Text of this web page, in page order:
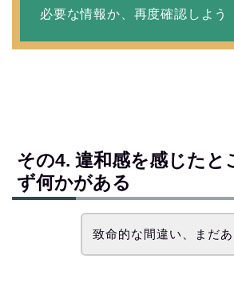
必要な情報か、再度確認しよう
その4. 違和感を感じたと
ず何かがある
致命的な間違い、まだ